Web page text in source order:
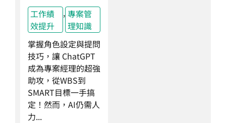
工作績
效提升
, 專案管
理知識
掌握角色設定與提問
技巧，讓 ChatGPT
成為專案經理的超強
助攻，從WBS到
SMART目標一手搞
定！然而，AI仍需人
力...